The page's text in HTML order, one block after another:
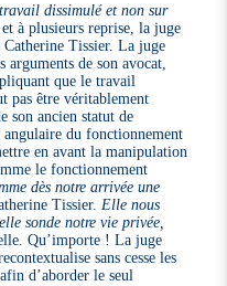
dissimulé et non sur
et à plusieurs reprise, la juge
Tissier. La juge
arguments de son avocat,
que le travail
pas être véritablement
son ancien statut de
du fonctionnement
en avant la manipulation
le fonctionnement
dès notre arrivée une
Tissier.Elle nous
sonde notre vie privée,
Qu’importe ! La juge
sans cesse les
d’aborder le seul